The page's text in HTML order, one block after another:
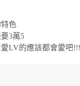
色
3萬5
LV的應該都會愛吧!!!